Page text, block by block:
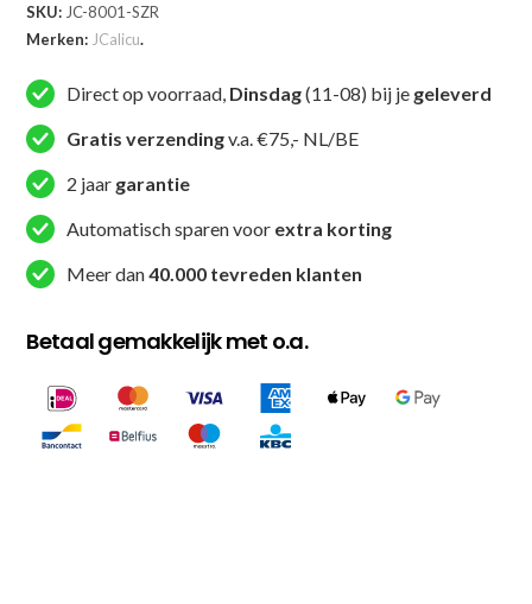
Stootkussen
-
Taekwondo
handpad
single
mitt
JC
Zwart
Wit
Rood
SKU: JC-8001-SZR
Merken: JCalicu.
Direct op voorraad, Dinsdag(11-08) bij je geleverd
Gratis verzendingv.a. €75,- NL/BE
2 jaar garantie
Automatisch sparen voor extra korting
Meer dan40.000 tevreden klanten
Betaal gemakkelijk met o.a.